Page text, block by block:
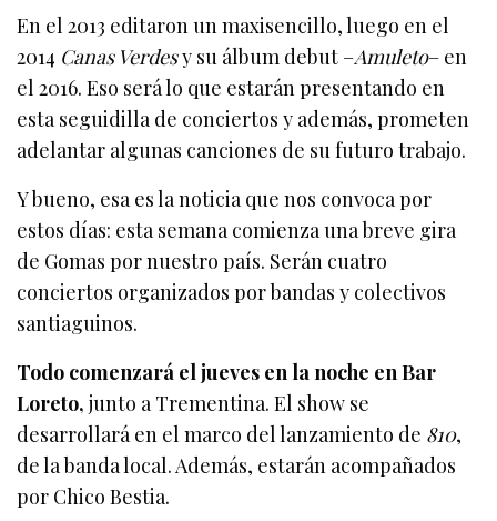
En el 2013 editaron un maxisencillo, luego en el
2014 Canas Verdesy su álbum debut –Amuleto– en
el 2016. Eso será lo que estarán presentando en
esta seguidilla de conciertos y además, prometen
adelantar algunas canciones de su futuro trabajo.
Y bueno, esa es la noticia que nos convoca por
estos días: esta semana comienza una breve gira
de Gomas por nuestro país. Serán cuatro
conciertos organizados por bandas y colectivos
santiaguinos.
Todo comenzará el jueves en la noche en Bar
Loreto, junto a Trementina. El show se
desarrollará en el marco del lanzamiento de 810,
de la banda local. Además, estarán acompañados
por Chico Bestia.